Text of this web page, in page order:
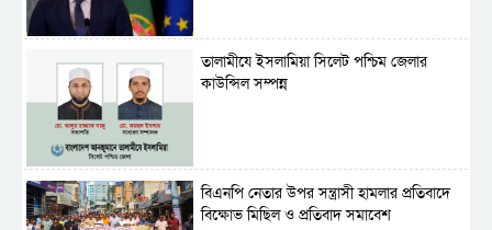
‎তালামীযে ইসলামিয়া সিলেট পশ্চিম জেলার
কাউন্সিল সম্পন্ন
বিএনপি নেতার উপর সন্ত্রাসী হামলার প্রতিবাদে
বিক্ষোভ মিছিল ও প্রতিবাদ সমাবেশ